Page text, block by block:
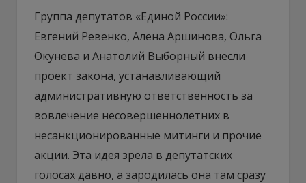
Группа депутатов «Единой России»:
Евгений Ревенко, Алена Аршинова, Ольга
Окунева и Анатолий Выборный внесли
проект закона, устанавливающий
административную ответственность за
вовлечение несовершеннолетних в
несанкционированные митинги и прочие
акции. Эта идея зрела в депутатских
голосах давно, а зародилась она там сразу